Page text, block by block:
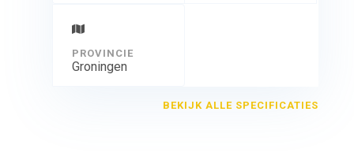
PROVINCIE
Groningen
BEKIJK ALLE SPECIFICATIES